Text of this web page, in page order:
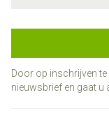
Door op inschrijven
nieuwsbrief en gaat u